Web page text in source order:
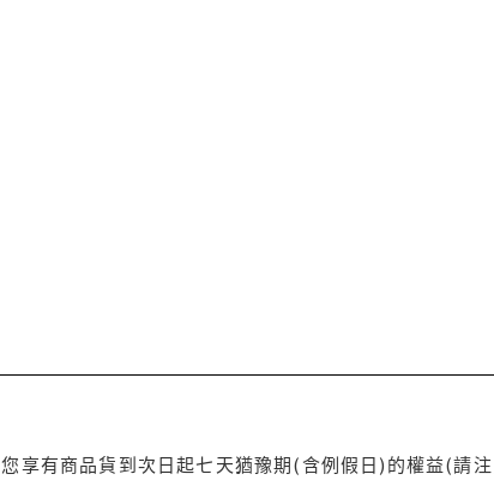
享有商品貨到次日起七天猶豫期(含例假日)的權益(請